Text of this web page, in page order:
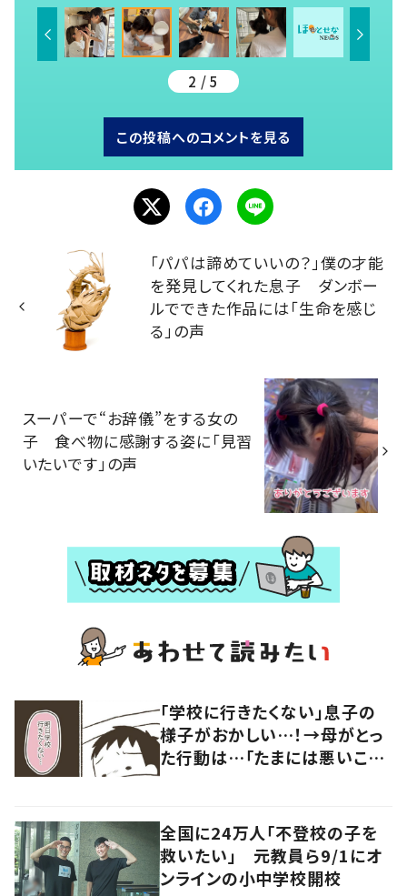
2 / 5
この投稿へのコメントを見る
「パパは諦めていいの？」僕の才能
を発見してくれた息子 ダンボー
ルでできた作品には「生命を感じ
る」の声
スーパーで“お辞儀”をする女の
子 食べ物に感謝する姿に「見習
いたいです」の声
「学校に行きたくない」息子の
様子がおかしい…！→母がとっ
た行動は…「たまには悪いこと
全国に24万人「不登校の子を
救いたい」 元教員ら9/1にオ
ンラインの小中学校開校